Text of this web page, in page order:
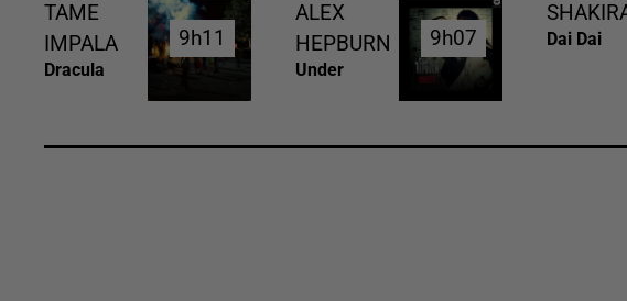
TAME
IMPALA
Dracula
9h11
9h11
ALEX
HEPBURN
Under
9h07
9h07 Dai Dai